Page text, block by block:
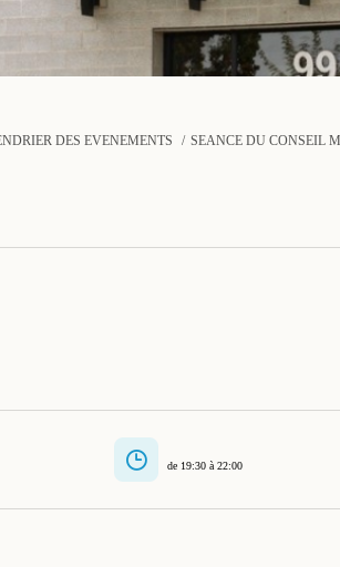
DES ÉVÉNEMENTS SÉANCE DU CONSEIL
de 19:30 à 22:00